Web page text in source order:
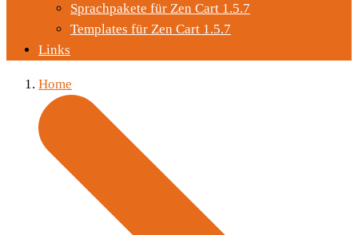
Sprachpakete für Zen Cart 1.5.7
Templates für Zen Cart 1.5.7
Links
Home